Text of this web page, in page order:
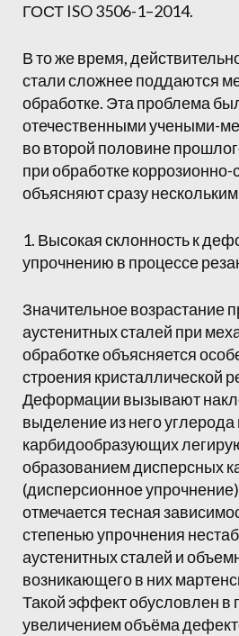
ГОСТ ISO 3506-1–2014.
В то же время,
стали сложнее поддаются
обработке. Эта проблема
отечественными учеными-
во второй половине
при обработке коррозионно-
объясняют сразу
1. Высокая склонность к
упрочнению в процессе
Значительное возрастание
аустенитных сталей при
обработке объясняется
строения кристаллической
Деформации вызывают
выделение из него углерода
карбидообразующих
образованием дисперсных
(дисперсионное
отмечается тесная
степенью упрочнения
аустенитных сталей и
возникающего в них
Такой эффект обусловлен в
увеличением объёма